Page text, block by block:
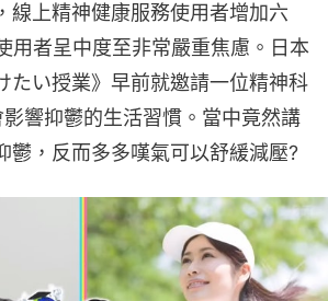
線上精神健康服務使用者增加六
用者呈中度至非常嚴重焦慮。日本
たい授業》早前就邀請一位精神科
響抑鬱的生活習慣。當中竟然講
鬱，反而多多嘆氣可以舒緩減壓?